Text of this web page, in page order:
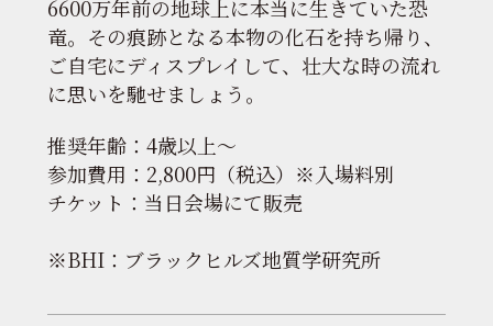
6600万年前の地球上に本当に生きていた恐
竜。その痕跡となる本物の化石を持ち帰り、
ご自宅にディスプレイして、壮大な時の流れ
に思いを馳せましょう。
推奨年齢：4歳以上〜
参加費用：2,800円（税込）※入場料別
チケット：当日会場にて販売
※BHI：ブラックヒルズ地質学研究所